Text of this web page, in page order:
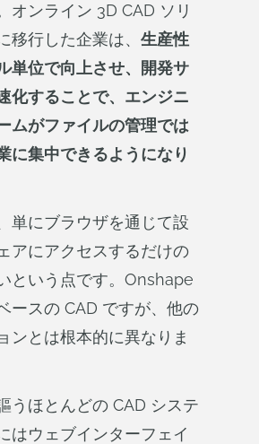
オンライン 3D CAD ソリ
移行した企業は、 生産性
単位で向上させ、開発サ
化することで、エンジニ
ムがファイルの管理では
に集中できるようになり
単にブラウザを通じて設
アにアクセスするだけの
という点です。Onshape
ースの CAD ですが、他の
ンとは根本的に異なりま
うほとんどの CAD システ
はウェブインターフェイ